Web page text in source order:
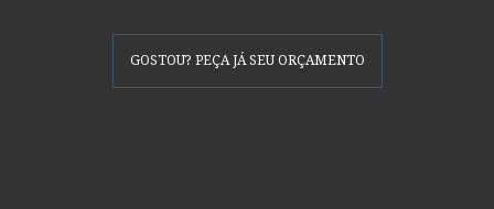
GOSTOU? PEÇA JÁ SEU ORÇAMENTO